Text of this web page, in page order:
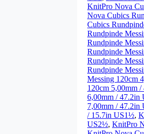
KnitPro Nova
Nova Cubics
Cubics
Rundpinde
Rundpinde
Rundpinde
Rundpinde
Rundpinde
Messing 120cm
120cm 5,00mm
6,00mm / 47.2in
7,00mm / 47.2in
/ 15.7in US1½,
US2½, KnitPro